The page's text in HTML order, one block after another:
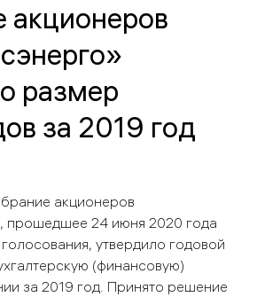
акционеров
размер
за 2019 год
акционеров
прошедшее 24 июня 2020 года
утвердило годовой
(финансовую)
за 2019 год. Принято решение